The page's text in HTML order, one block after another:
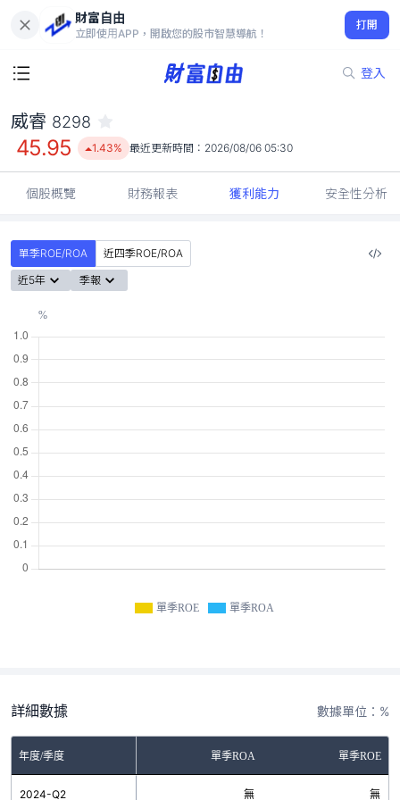
財富自由
立即使用APP，開啟您的股市智慧導航！
打開
登入
45.95
1.43%
威睿 8298
45.95 1.43% 最近更新時間： 2026/08/06 05:30
個股概覽 財務報表 獲利能力 安全性分析
單季ROE/ROA
近四季ROE/ROA
近5年
季報
單季ROE 單季ROA
詳細數據 數據單位：%
年度/季度 單季ROA 單季ROE
2024-Q2 無 無